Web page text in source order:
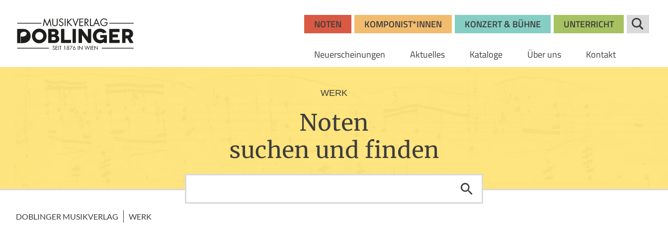
NOTEN KOMPONIST*INNEN KONZERT & BÜHNE UNTERRICHT
Neuerscheinungen Aktuelles Kataloge Über uns Kontakt
WERK
Noten
suchen und finden
DOBLINGER MUSIKVERLAG WERK